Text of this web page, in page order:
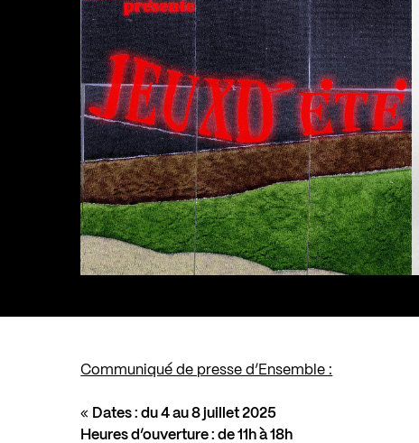
Communiqué de presse d’Ensemble :
« Dates : du 4 au 8 juillet 2025
Heures d’ouverture : de 11h à 18h